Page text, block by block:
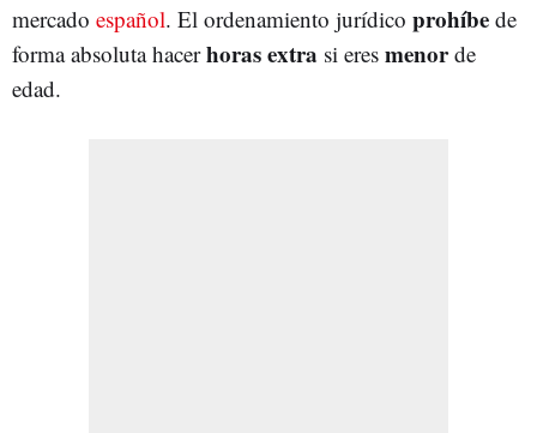
mercado español. El ordenamiento jurídico prohíbe de
forma absoluta hacerhoras extra si eres menorde
edad.